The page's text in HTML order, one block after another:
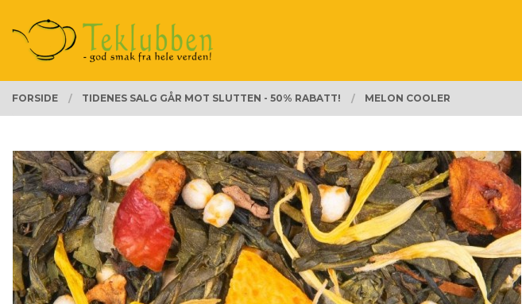
innholdet
PRODUKTER
FORSIDE TIDENES SALG GÅR MOT SLUTTEN - 50% RABATT! MELON COOLER